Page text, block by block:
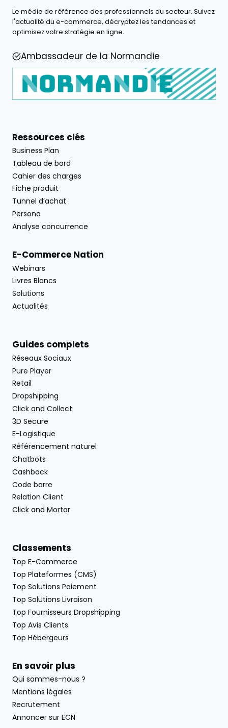
Le média de référence des professionnels du secteur. Suivez
l'actualité du e-commerce, décryptez les tendances et
optimisez votre stratégie en ligne.
Ambassadeur de la Normandie
Ressources clés
Business Plan
Tableau de bord
Cahier des charges
Fiche produit
Tunnel d’achat
Persona
Analyse concurrence
E-Commerce Nation
Webinars
Livres Blancs
Solutions
Actualités
Guides complets
Réseaux Sociaux
Pure Player
Retail
Dropshipping
Click and Collect
3D Secure
E-Logistique
Référencement naturel
Chatbots
Cashback
Code barre
Relation Client
Click and Mortar
Classements
Top E-Commerce
Top Plateformes (CMS)
Top Solutions Paiement
Top Solutions Livraison
Top Fournisseurs Dropshipping
Top Avis Clients
Top Hébergeurs
En savoir plus
Qui sommes-nous ?
Mentions légales
Recrutement
Annoncer sur ECN